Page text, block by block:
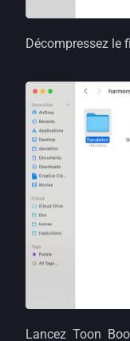
Décompressez le
Lancez Toon